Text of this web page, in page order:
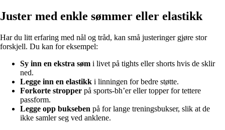
Juster med enkle sømmer eller elastikk
Har du litt erfaring med nål og tråd, kan små justeringer gjøre stor
forskjell. Du kan for eksempel:
Sy inn en ekstra søm i livet på tights eller shorts hvis de sklir
ned.
Legge inn en elastikk i linningen for bedre støtte.
Forkorte stropper på sports-bh’er eller topper for tettere
passform.
Legge opp bukseben på for lange treningsbukser, slik at de
ikke samler seg ved anklene.